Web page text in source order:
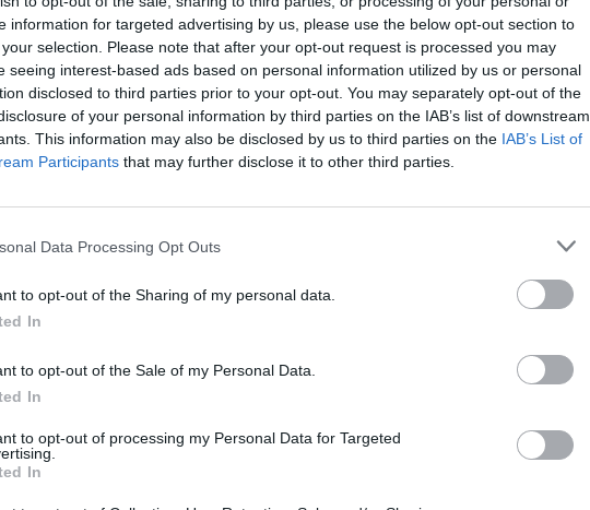
information for targeted advertising by us, please use the below opt-out section to
selection. Please note that after your opt-out request is processed you may
seeing interest-based ads based on personal information utilized by us or personal
disclosed to third parties prior to your opt-out. You may separately opt-out of the
of your personal information by third parties on the IAB’s list of downstream
This information may also be disclosed by us to third parties on the IAB’s List of
Participants that may further disclose it to other third parties.
Data Processing Opt Outs
to opt-out of the Sharing of my personal data.
In
to opt-out of the Sale of my Personal Data.
In
to opt-out of processing my Personal Data for Targeted
In